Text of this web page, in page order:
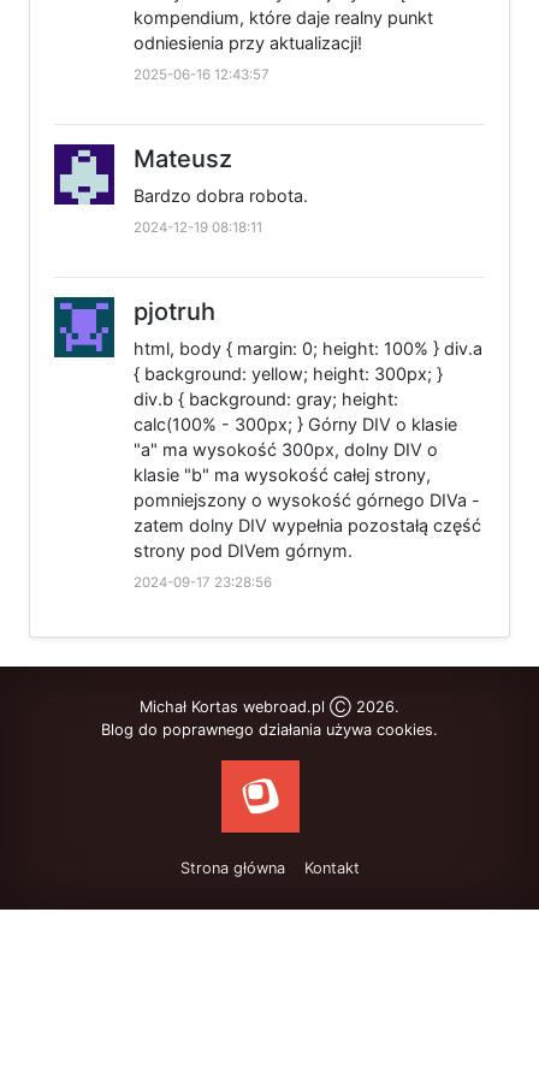
kompendium, które daje realny punkt
odniesienia przy aktualizacji!
2025-06-16 12:43:57
Mateusz
Bardzo dobra robota.
2024-12-19 08:18:11
pjotruh
html, body { margin: 0; height: 100% } div.a
{ background: yellow; height: 300px; }
div.b { background: gray; height:
calc(100% - 300px; } Górny DIV o klasie
"a" ma wysokość 300px, dolny DIV o
klasie "b" ma wysokość całej strony,
pomniejszony o wysokość górnego DIVa -
zatem dolny DIV wypełnia pozostałą część
strony pod DIVem górnym.
2024-09-17 23:28:56
Michał Kortas webroad.pl Ⓒ 2026.
Blog do poprawnego działania używa cookies.
Strona główna Kontakt